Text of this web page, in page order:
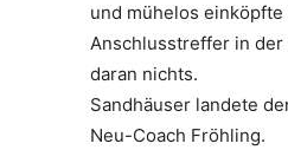
und mühelos
Anschlusstreffer in der
daran nichts.
Sandhäuser landete
Neu-Coach Fröhling.